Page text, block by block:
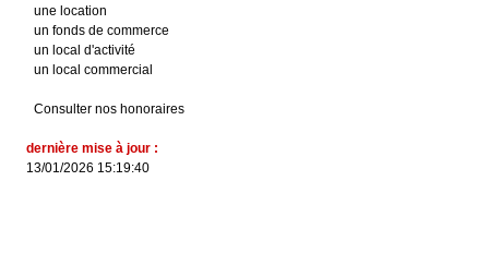
une location
un fonds de commerce
un local d'activité
un local commercial
Consulter nos honoraires
dernière mise à jour :
13/01/2026 15:19:40